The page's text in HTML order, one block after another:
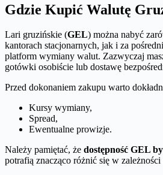
Gdzie Kupić Walutę
Lari gruzińskie (GEL) można nabyć
kantorach stacjonarnych, jak i za
platform wymiany walut. Zazwyczaj
gotówki osobiście lub dostawę
Przed dokonaniem zakupu warto
Kursy wymiany,
Spread,
Ewentualne prowizje.
Należy pamiętać, że dostępność GEL
potrafią znacząco różnić się w